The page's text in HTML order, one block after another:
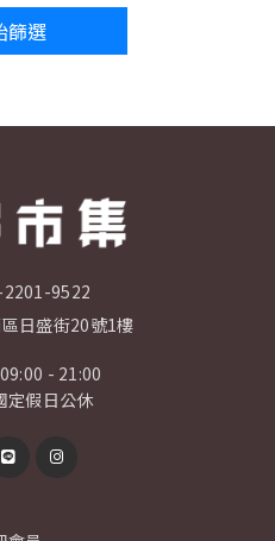
篩選
9522
日盛街20號1樓
- 21:00
定假日公休